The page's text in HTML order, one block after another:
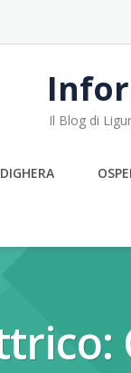
Il Blog di